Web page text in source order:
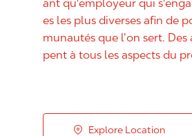
ant qu'employeur qui
es les plus diverses afin de
munautés que l’on sert.
pent à tous les aspects du
Explore Location